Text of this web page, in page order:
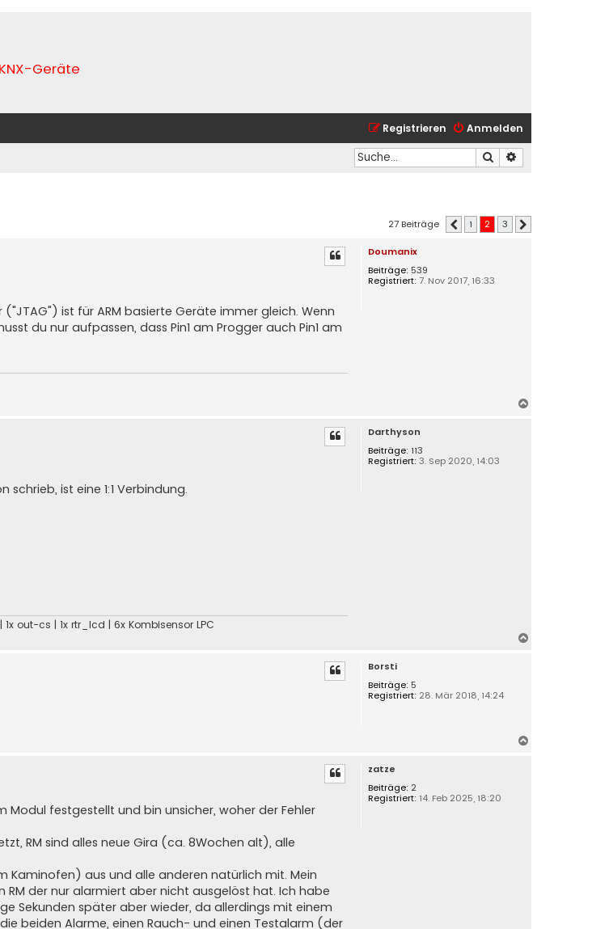
Geräte
Anmelden
Registrieren
Suche
27 Beiträge Vorherige
1 2 3
Doumanix
Beiträge: 539
Registriert: 7. Nov 2017, 16:33
ist für ARM basierte Geräte immer gleich. Wenn
du nur aufpassen, dass Pin1 am Progger auch Pin1 am
Darthyson
Beiträge: 113
Registriert: 3. Sep 2020, 14:03
ist eine 1:1 Verbindung.
out-cs | 1x rtr_lcd | 6x Kombisensor LPC
Borsti
Beiträge: 5
Registriert: 28. Mär 2018, 14:24
zatze
Beiträge: 2
Registriert: 14. Feb 2025, 18:20
festgestellt und bin unsicher, woher der Fehler
RM sind alles neue Gira (ca. 8Wochen alt), alle
Kaminofen) aus und alle anderen natürlich mit. Mein
der nur alarmiert aber nicht ausgelöst hat. Ich habe
Sekunden später aber wieder, da allerdings mit einem
beiden Alarme, einen Rauch- und einen Testalarm (der